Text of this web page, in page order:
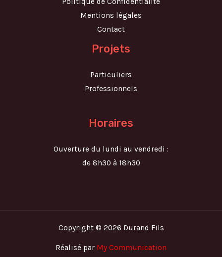
Mentions légales
Contact
Projets
Particuliers
Professionnels
Horaires
Ouverture du lundi au vendredi :
de 8h30 à 18h30
Copyright © 2026 Durand Fils
Réalisé par My Communication